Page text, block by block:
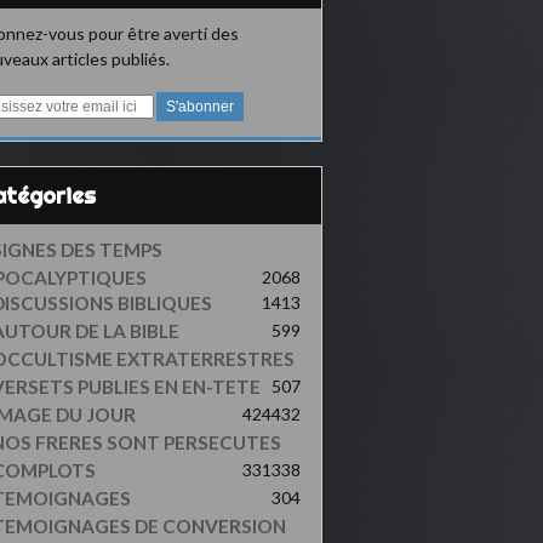
vous pour être averti des
articles publiés.
DES TEMPS
2068
BIBLIQUES 1413
DE LA BIBLE 599
EXTRATERRESTRES
507
PUBLIES EN EN-TETE
432
DU JOUR 424
FRERES SONT PERSECUTES
338
331
304
DE CONVERSION